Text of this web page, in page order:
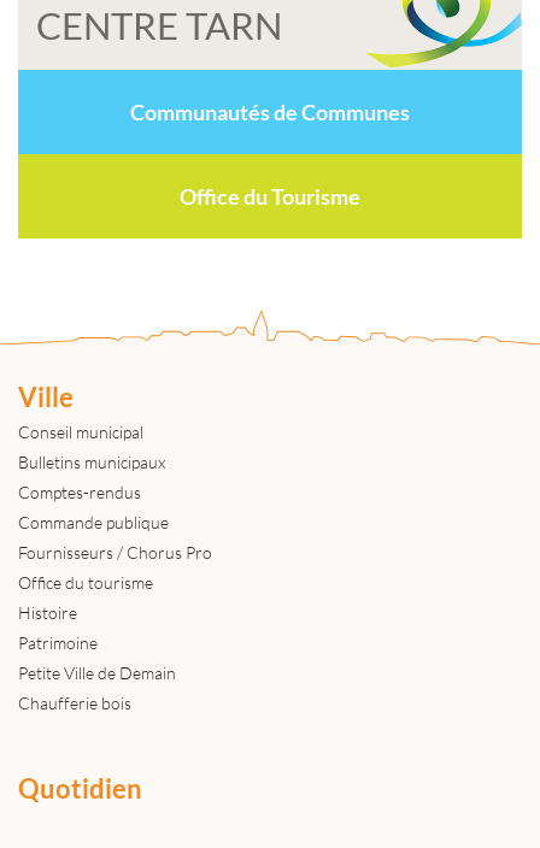
CENTRE TARN
Communautés de Communes
Office du Tourisme
Ville
Conseil municipal
Bulletins municipaux
Comptes-rendus
Commande publique
Fournisseurs / Chorus Pro
Office du tourisme
Histoire
Patrimoine
Petite Ville de Demain
Chaufferie bois
Quotidien